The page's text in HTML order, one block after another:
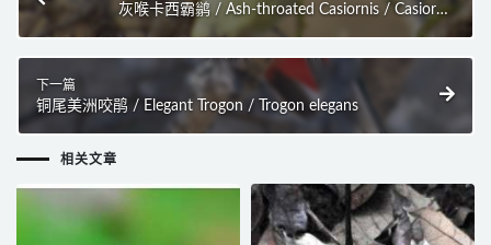
灰喉卡西霸鹟 / Ash-throated Casiornis / Casiornis
fuscus
下一篇
铜尾美洲咬鹃 / Elegant Trogon / Trogon elegans
相关文章